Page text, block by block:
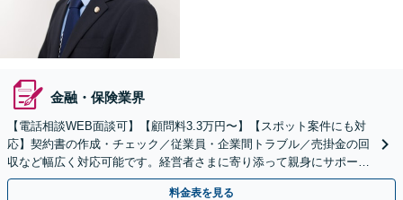
金融・保険業界
【電話相談WEB面談可】【顧問料3.3万円〜】【スポット案件にも対
応】契約書の作成・チェック／従業員・企業間トラブル／売掛金の回
収など幅広く対応可能です。経営者さまに寄り添って親身にサポート
いたします。個人事業主・フリーランスにも対応。
料金表を見る